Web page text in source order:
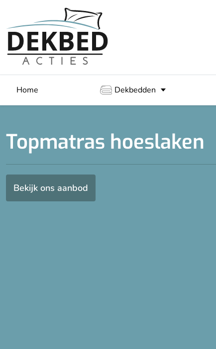
Home Dekbedden
Topmatras hoeslaken
Bekijk ons aanbod